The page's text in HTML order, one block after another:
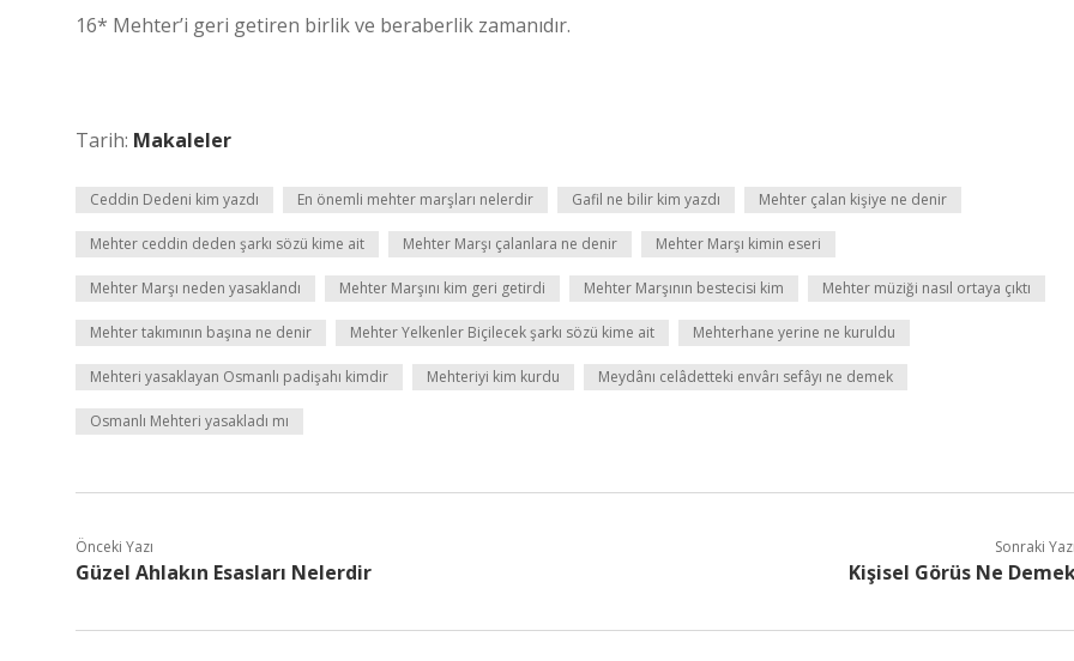
16* Mehter’i geri getiren birlik ve beraberlik zamanıdır.
Tarih: Makaleler
Ceddin Dedeni kim yazdı En önemli mehter marşları nelerdir Gafil ne bilir kim yazdı Mehter çalan kişiye ne denir
Mehter ceddin deden şarkı sözü kime ait Mehter Marşı çalanlara ne denir Mehter Marşı kimin eseri
Mehter Marşı neden yasaklandı Mehter Marşını kim geri getirdi Mehter Marşının bestecisi kim Mehter müziği nasıl ortaya çıktı
Mehter takımının başına ne denir Mehter Yelkenler Biçilecek şarkı sözü kime ait Mehterhane yerine ne kuruldu
Mehteri yasaklayan Osmanlı padişahı kimdir Mehteriyi kim kurdu Meydânı celâdetteki envârı sefâyı ne demek
Osmanlı Mehteri yasakladı mı
Önceki Yazı
Güzel Ahlakın Esasları Nelerdir
Sonraki Yazı
Kişisel Görüs Ne